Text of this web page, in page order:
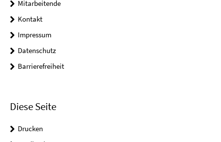
Mitarbeitende
Kontakt
Impressum
Datenschutz
Barrierefreiheit
Diese Seite
Drucken